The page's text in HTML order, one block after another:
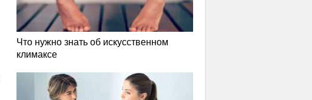
Что нужно знать об искусственном
климаксе